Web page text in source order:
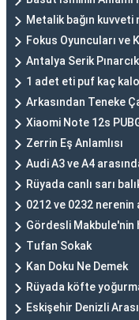
Metalik bağın kuvveti
Fokus Oyuncuları ve
Antalya Serik
1 adet eti puf kaç
Arkasından Teneke
Xiaomi Note 12s
Zerrin Eş Anlamlısı
Audi A3 ve A4
Rüyada canlı sarı
0212 ve 0232
Gördesli Makbule'nin
Tufan Sokak
Kan Doku Ne Demek
Rüyada köfte
Eskişehir Denizli